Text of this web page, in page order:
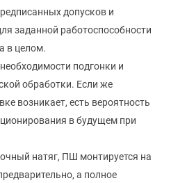
допусков и
заданной работоспособности
в целом.
подгонки и
обработки. Если же
возникает, есть вероятность
в будущем при
натяг, ПШ монтируется на
а полное